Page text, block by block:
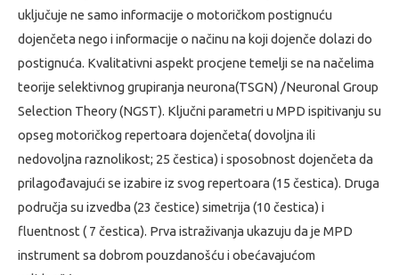
uključuje ne samo informacije o motoričkom postignuću
dojenčeta nego i informacije o načinu na koji dojenče dolazi do
postignuća. Kvalitativni aspekt procjene temelji se na načelima
teorije selektivnog grupiranja neurona(TSGN) /Neuronal Group
Selection Theory (NGST). Ključni parametri u MPD ispitivanju su
opseg motoričkog repertoara dojenčeta( dovoljna ili
nedovoljna raznolikost; 25 čestica) i sposobnost dojenčeta da
prilagođavajući se izabire iz svog repertoara (15 čestica). Druga
područja su izvedba (23 čestice) simetrija (10 čestica) i
fluentnost ( 7 čestica). Prva istraživanja ukazuju da je MPD
instrument sa dobrom pouzdanošću i obećavajućom